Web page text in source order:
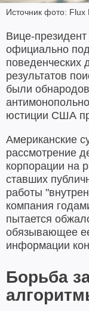
Источник фото: Flux
Вице-
официально
поведенческих
результатов
были
юстиции США
Американские
рассмотрение
корпорации на
ставших
работы
компания
пытается
обязывающее
информации
Борьба